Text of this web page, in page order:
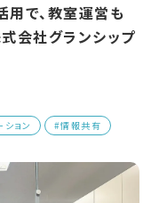
で、教室運営も
会社グランシップ
ョン #情報共有